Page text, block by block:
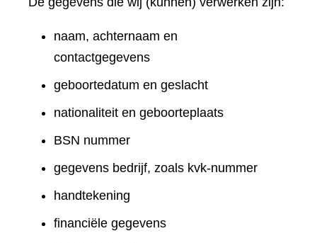
naam, achternaam en
contactgegevens
geboortedatum en geslacht
nationaliteit en geboorteplaats
BSN nummer
gegevens bedrijf, zoals kvk-nummer
handtekening
financiële gegevens